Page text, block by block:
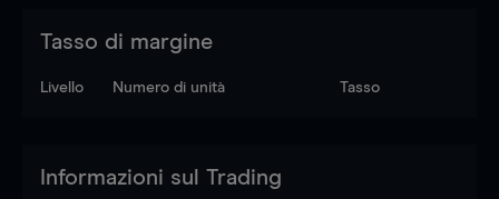
Tasso di margine
Livello Numero di unità Tasso
Informazioni sul Trading